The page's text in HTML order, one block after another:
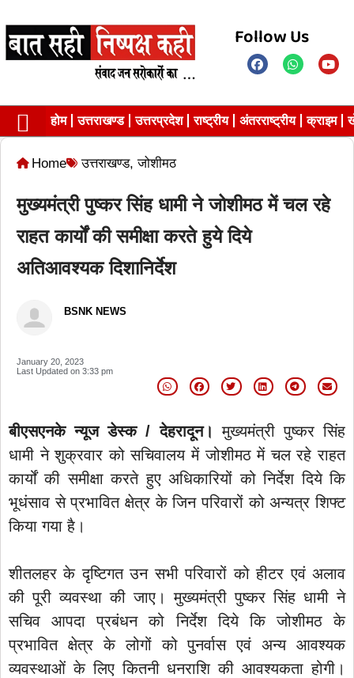
Follow Us
होम उत्तराखण्ड उत्तरप्रदेश राष्ट्रीय अंतरराष्ट्रीय क्राइम
Home उत्तराखण्ड,जोशीमठ
मुख्यमंत्री पुष्कर सिंह धामी ने जोशीमठ में चल रहे
राहत कार्यों की समीक्षा करते हुये दिये
अतिआवश्यक दिशानिर्देश
BSNK NEWS
January 20, 2023
Last Updated on 3:33 pm
बीएसएनके न्यूज डेस्क / देहरादून। मुख्यमंत्री पुष्कर सिंह
धामी ने शुक्रवार को सचिवालय में जोशीमठ में चल रहे राहत
कार्यों की समीक्षा करते हुए अधिकारियों को निर्देश दिये कि
भूधंसाव से प्रभावित क्षेत्र के जिन परिवारों को अन्यत्र शिफ्ट
किया गया है।
शीतलहर के दृष्टिगत उन सभी परिवारों को हीटर एवं अलाव
की पूरी व्यवस्था की जाए। मुख्यमंत्री पुष्कर सिंह धामी ने
सचिव आपदा प्रबंधन को निर्देश दिये कि जोशीमठ के
प्रभावित क्षेत्र के लोगों को पुनर्वास एवं अन्य आवश्यक
व्यवस्थाओं के लिए कितनी धनराशि की आवश्यकता होगी।